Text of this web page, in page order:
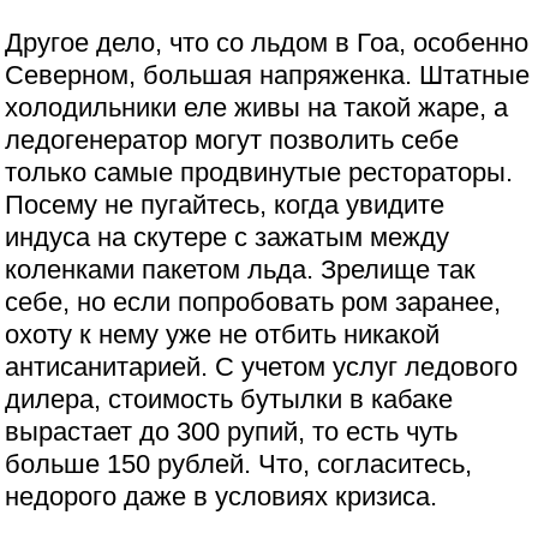
Другое дело, что со льдом в Гоа, особенно
Северном, большая напряженка. Штатные
холодильники еле живы на такой жаре, а
ледогенератор могут позволить себе
только самые продвинутые рестораторы.
Посему не пугайтесь, когда увидите
индуса на скутере с зажатым между
коленками пакетом льда. Зрелище так
себе, но если попробовать ром заранее,
охоту к нему уже не отбить никакой
антисанитарией. С учетом услуг ледового
дилера, стоимость бутылки в кабаке
вырастает до 300 рупий, то есть чуть
больше 150 рублей. Что, согласитесь,
недорого даже в условиях кризиса.